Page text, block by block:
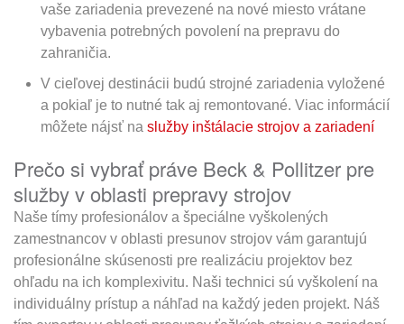
vaše zariadenia prevezené na nové miesto vrátane
vybavenia potrebných povolení na prepravu do
zahraničia.
V cieľovej destinácii budú strojné zariadenia vyložené
a pokiaľ je to nutné tak aj remontované. Viac informácií
môžete nájsť na služby inštálacie strojov a zariadení
Prečo si vybrať práve Beck & Pollitzer pre
služby v oblasti prepravy strojov
Naše tímy profesionálov a špeciálne vyškolených
zamestnancov v oblasti presunov strojov vám garantujú
profesionálne skúsenosti pre realizáciu projektov bez
ohľadu na ich komplexivitu. Naši technici sú vyškolení na
individuálny prístup a náhľad na každý jeden projekt. Náš